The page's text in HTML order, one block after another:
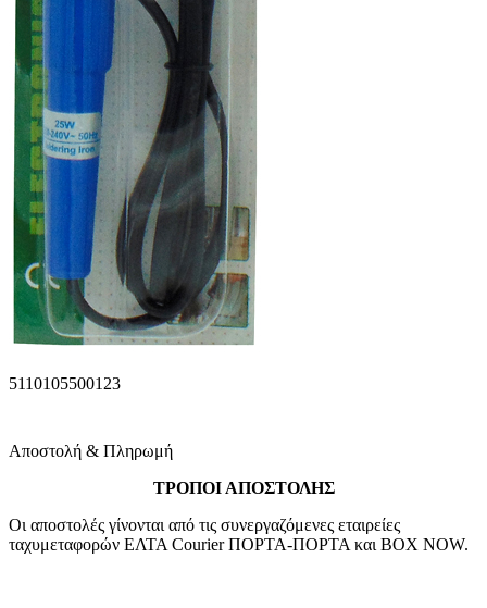
5110105500123
Αποστολή & Πληρωμή
ΤΡΟΠΟΙ ΑΠΟΣΤΟΛΗΣ
Οι αποστολές γίνονται από τις συνεργαζόμενες εταιρείες
ταχυμεταφορών ΕΛΤΑ Courier ΠΟΡΤΑ-ΠΟΡΤΑ και BOX NOW.